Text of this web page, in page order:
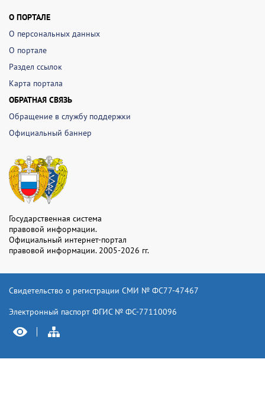
О ПОРТАЛЕ
О персональных данных
О портале
Раздел ссылок
Карта портала
ОБРАТНАЯ СВЯЗЬ
Обращение в службу поддержки
Официальный баннер
Государственная система
правовой информации.
Официальный интернет-портал
правовой информации. 2005-2026 гг.
Свидетельство о регистрации СМИ № ФС77-47467
Электронный паспорт ФГИС № ФС-77110096